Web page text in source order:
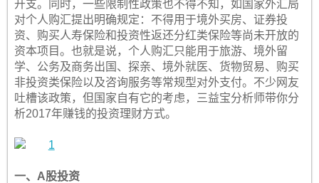
开支。同时，一些限制性政策也不得不知，如国家外汇局
对个人购汇提出明确规定：不得用于境外买房、证券投
资、购买人寿保险和投资性返还分红类保险等尚未开放的
资本项目。也就是说，个人购汇只能用于旅游、境外留
学、公务及商务出国、探亲、境外就医、货物贸易、购买
非投资类保险以及咨询服务等常规型对外支付。不少网友
吐槽该政策，但国家自有它的考虑，三益宝分析师带你分
析2017年赚钱的投资理财方式。
一、A股投资